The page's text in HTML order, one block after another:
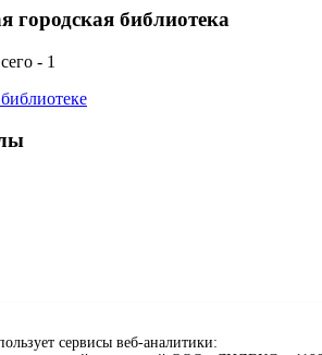
городская библиотека
- 1
сервисы веб-аналитики: